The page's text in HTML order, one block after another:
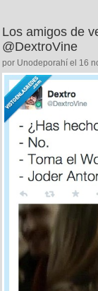
Los amigos de
@DextroVine
por Unodeporahí el 16